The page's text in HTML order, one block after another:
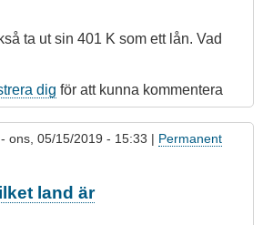
ta ut sin 401 K som ett lån. Vad
dig för att kunna kommentera
- ons, 05/15/2019 - 15:33 | Permanent
land är